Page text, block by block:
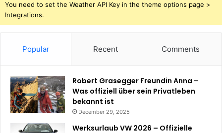
You need to set the Weather API Key in the theme options page >
Integrations.
Popular Recent Comments
Robert Grasegger Freundin Anna –
Was offiziell über sein Privatleben
bekannt ist
December 29, 2025
Werksurlaub VW 2026 – Offizielle